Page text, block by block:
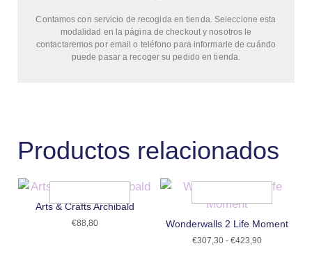
Contamos con servicio de recogida en tienda. Seleccione esta
modalidad en la página de checkout y nosotros le
contactaremos por email o teléfono para informarle de cuándo
puede pasar a recoger su pedido en tienda.
Productos relacionados
Arts & Crafts Archibald
€88,80 Wonderwalls 2 Life Moment
€307,30 - €423,90